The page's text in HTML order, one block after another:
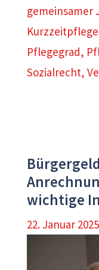
gemeinsamer
Kurzzeitpflege
Pflegegrad,
Sozialrecht,
wichtige
22. Januar